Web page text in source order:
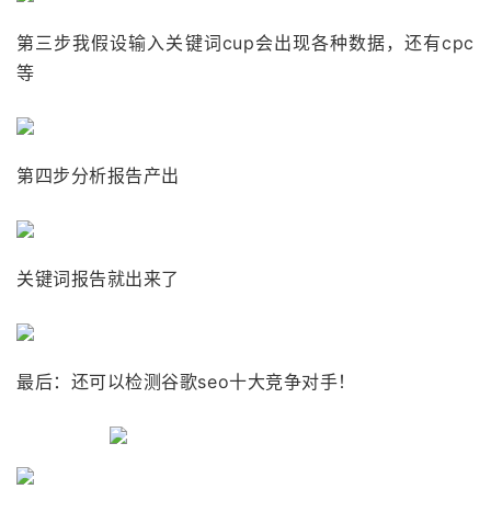
第三步我假设输入关键词cup会出现各种数据，还有cpc
等
第四步分析报告产出
关键词报告就出来了
最后：还可以检测谷歌seo十大竞争对手！